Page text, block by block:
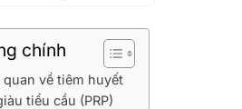
chính
quan về tiêm huyết
tiểu cầu (PRP)